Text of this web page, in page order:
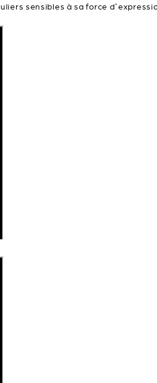
sensibles à sa force